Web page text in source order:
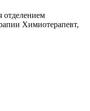
отделением
Химиотерапевт,